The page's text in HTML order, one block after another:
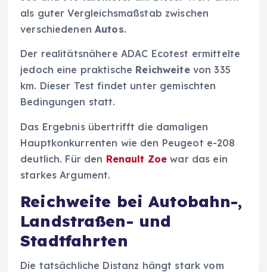
als guter Vergleichsmaßstab zwischen
verschiedenenAutos.
Der realitätsnähere ADAC Ecotest ermittelte
jedoch eine praktische Reichweitevon 335
km. Dieser Test findet unter gemischten
Bedingungen statt.
Das Ergebnis übertrifft die damaligen
Hauptkonkurrenten wie den Peugeot e-208
deutlich. Für den Renault Zoe war das ein
starkes Argument.
Reichweite bei Autobahn-,
Landstraßen- und
Stadtfahrten
Die tatsächliche Distanz hängt stark vom